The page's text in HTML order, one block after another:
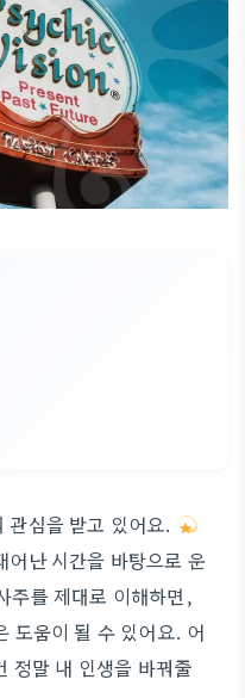
관심을 받고 있어요.
어난 시간을 바탕으로 운
주를 제대로 이해하면,
도움이 될 수 있어요. 어
정말 내 인생을 바꿔줄